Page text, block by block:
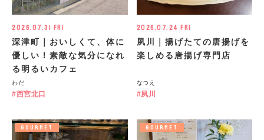
2026.07.31 Fri
深津町｜おいしくて、体に
優しい！素敵な気分になれ
る明るいカフェ
わだ
西宮北口
2026.07.24 Fri
夙川｜揚げたての唐揚げを
楽しめる唐揚げ専門店
なつえ
夙川
GOURMET GOURMET